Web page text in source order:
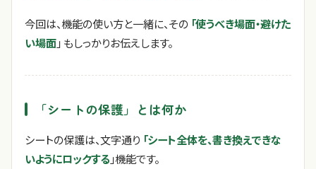
今回は、機能の使い方と一緒に、その 「使うべき場面・避けた
い場面」 もしっかりお伝えします。
「シートの保護」とは何か
シートの保護は、文字通り 「シート全体を、書き換えできな
いようにロックする 」機能です。